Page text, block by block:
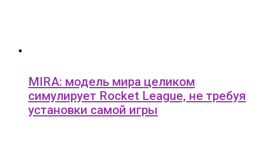
MIRA: модель мира целиком
симулирует Rocket League, не требуя
установки самой игры